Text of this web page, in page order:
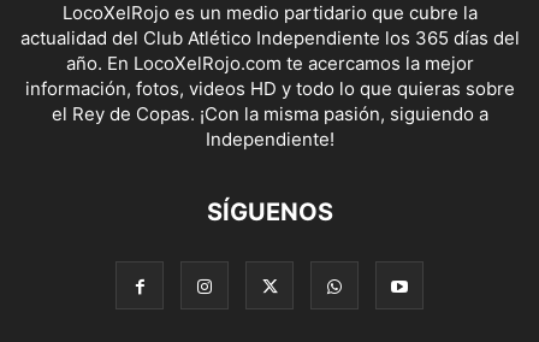
LocoXelRojo es un medio partidario que cubre la
actualidad del Club Atlético Independiente los 365 días del
año. En LocoXelRojo.com te acercamos la mejor
información, fotos, videos HD y todo lo que quieras sobre
el Rey de Copas. ¡Con la misma pasión, siguiendo a
Independiente!
SÍGUENOS